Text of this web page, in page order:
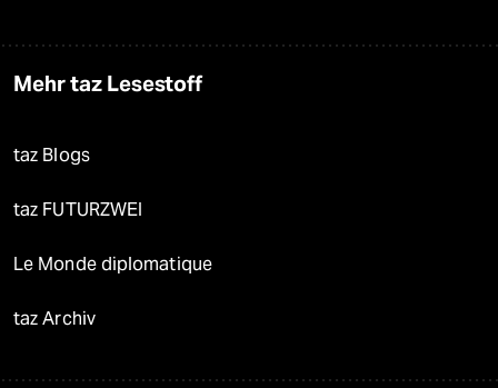
Mehr taz Lesestoff
taz Blogs
taz FUTURZWEI
Le Monde diplomatique
taz Archiv